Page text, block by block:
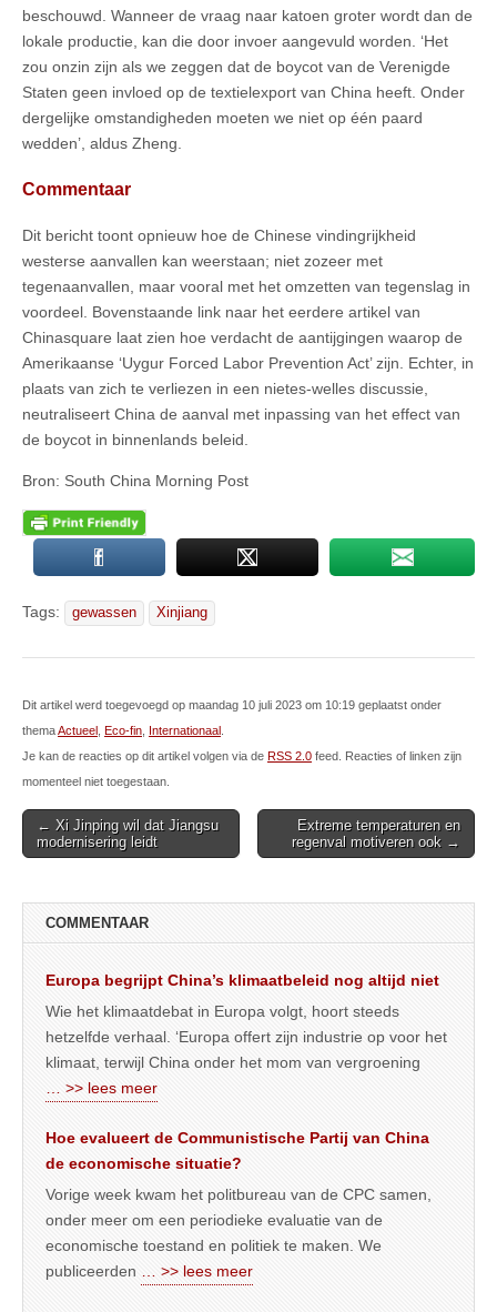
beschouwd. Wanneer de vraag naar katoen groter wordt dan de
lokale productie, kan die door invoer aangevuld worden. ‘Het
zou onzin zijn als we zeggen dat de boycot van de Verenigde
Staten geen invloed op de textielexport van China heeft. Onder
dergelijke omstandigheden moeten we niet op één paard
wedden’, aldus Zheng.
Commentaar
Dit bericht toont opnieuw hoe de Chinese vindingrijkheid
westerse aanvallen kan weerstaan; niet zozeer met
tegenaanvallen, maar vooral met het omzetten van tegenslag in
voordeel. Bovenstaande link naar het eerdere artikel van
Chinasquare laat zien hoe verdacht de aantijgingen waarop de
Amerikaanse ‘Uygur Forced Labor Prevention Act’ zijn. Echter, in
plaats van zich te verliezen in een nietes-welles discussie,
neutraliseert China de aanval met inpassing van het effect van
de boycot in binnenlands beleid.
Bron: South China Morning Post
Tags: gewassen Xinjiang
Dit artikel werd toegevoegd op maandag 10 juli 2023 om 10:19 geplaatst onder
themaActueel Eco-fin Internationaal
Je kan de reacties op dit artikel volgen via de RSS 2.0 feed. Reacties of linken zijn
momenteel niet toegestaan.
Post
navigation
← Xi Jinping wil dat Jiangsu
modernisering leidt
Extreme temperaturen en
regenval motiveren ook →
COMMENTAAR
Europa begrijpt China’s klimaatbeleid nog altijd niet
Wie het klimaatdebat in Europa volgt, hoort steeds
hetzelfde verhaal. ‘Europa offert zijn industrie op voor het
klimaat, terwijl China onder het mom van vergroening
… >> lees meer
Hoe evalueert de Communistische Partij van China
de economische situatie?
Vorige week kwam het politbureau van de CPC samen,
onder meer om een periodieke evaluatie van de
economische toestand en politiek te maken. We
publiceerden
… >> lees meer